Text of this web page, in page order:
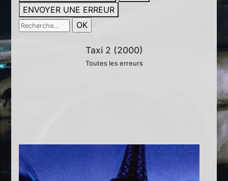
ENVOYER UNE ERREUR
Taxi 2 (2000)
Toutes les erreurs